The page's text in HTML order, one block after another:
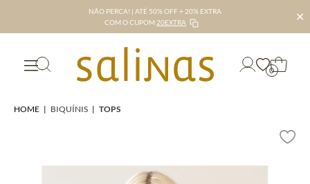
NÃO PERCA! | ATÉ 50% OFF + 20% EXTRA
COM O CUPOM 20EXTRA ✕
0
HOME | BIQUÍNIS | TOPS